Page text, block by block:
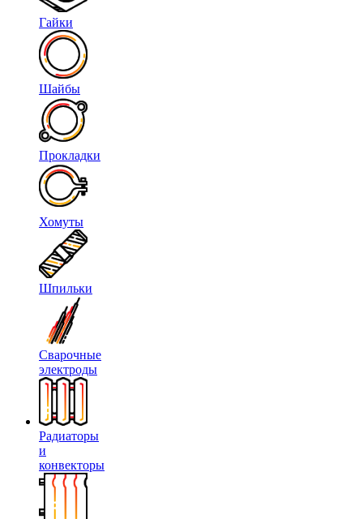
Гайки
Шайбы
Прокладки
Хомуты
Шпильки
Сварочные
электроды
Радиаторы
и
конвекторы